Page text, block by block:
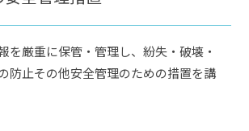
を厳重に保管・管理し、紛失・破壊・
防止その他安全管理のための措置を講